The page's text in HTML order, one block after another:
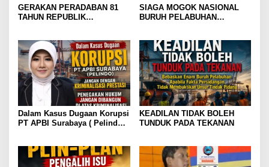
GERAKAN PERADABAN 81
TAHUN REPUBLIK
KEJAYAAN. WARISI
KEBERANIAN UNTUK
MENCIPTAKANNYA KEMBALI
SIAGA MOGOK NASIONAL
BURUH PELABUHAN
BURUH PELABUHAN,
KONSOLIDASI LINTAS
ELEMEN DEWAN BURUH
PELABUHAN INDONESIA
TERUS DIPERKUAT
Dalam Kasus Dugaan Korupsi
PT APBI Surabaya ( Pelindo
Jangan Dibangun di Atas
Kriminalisasi
KEADILAN TIDAK BOLEH
TUNDUK PADA TEKANAN